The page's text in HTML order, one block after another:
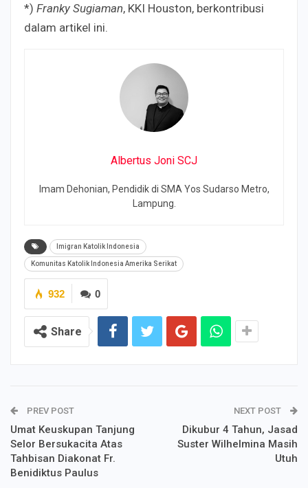
*) Franky Sugiaman, KKI Houston, berkontribusi
dalam artikel ini.
Albertus Joni SCJ
Imam Dehonian, Pendidik di SMA Yos Sudarso Metro,
Lampung.
Imigran Katolik Indonesia
Komunitas Katolik Indonesia Amerika Serikat
0
932
Share
PREV POST
Umat Keuskupan Tanjung
Selor Bersukacita Atas
Tahbisan Diakonat Fr.
Benidiktus Paulus
NEXT POST
Dikubur 4 Tahun, Jasad
Suster Wilhelmina Masih
Utuh